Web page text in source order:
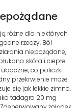
różne dla niektórych
rzeczy. Ból
niepożądane,
skóra i ciepłe
co policzki
przekrwienie może
się jak lekkie zimno.
tadagra 20 mg